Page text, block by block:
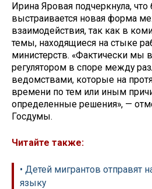
Ирина Яровая подчеркнула, что
выстраивается новая форма
взаимодействия, так как в
темы, находящиеся на стыке
министерств. «Фактически мы
регулятором в споре между
ведомствами, которые на
времени по тем или иным
определенные решения», —
Госдумы.
Читайте также:
• Детей мигрантов отправят
языку